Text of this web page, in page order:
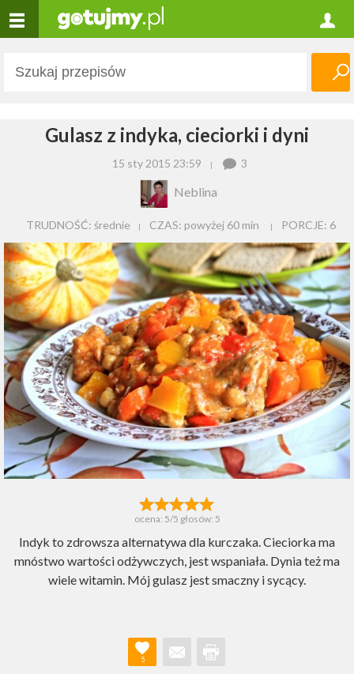
Gulasz z indyka, cieciorki i dyni
15 sty 2015 23:59 3
Neblina
TRUDNOŚĆ: średnie CZAS: powyżej 60 min PORCJE: 6
ocena: 5/5 głosów: 5
Indyk to zdrowsza alternatywa dla kurczaka. Cieciorka ma
mnóstwo wartości odżywczych, jest wspaniała. Dynia też ma
wiele witamin. Mój gulasz jest smaczny i sycący.
5